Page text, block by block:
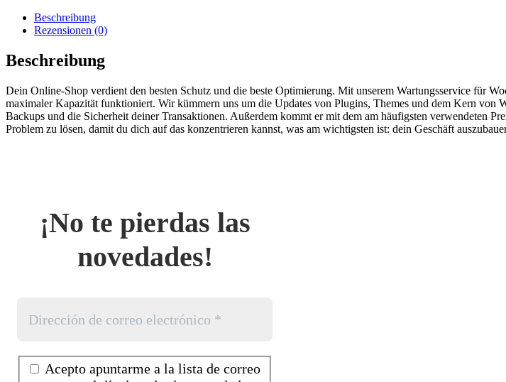
Beschreibung
Rezensionen (0)
Beschreibung
Dein Online-Shop verdient den besten Schutz und die beste Optimierung. Mit unserem Wartungsservice für
maximaler Kapazität funktioniert. Wir kümmern uns um die Updates von Plugins, Themes und dem Kern von
Backups und die Sicherheit deiner Transaktionen. Außerdem kommt er mit dem am häufigsten verwendeten
Problem zu lösen, damit du dich auf das konzentrieren kannst, was am wichtigsten ist: dein Geschäft
¡No te pierdas las
novedades!
Acepto apuntarme a la lista de correo